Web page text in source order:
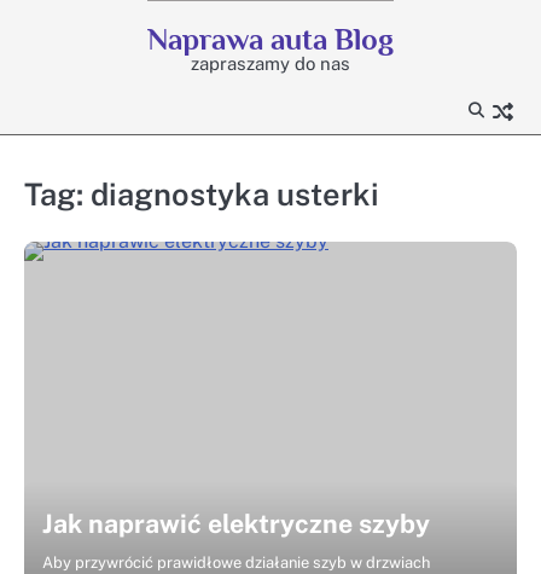
Naprawa auta Blog
zapraszamy do nas
Tag: diagnostyka usterki
Jak naprawić elektryczne szyby
Aby przywrócić prawidłowe działanie szyb w drzwiach